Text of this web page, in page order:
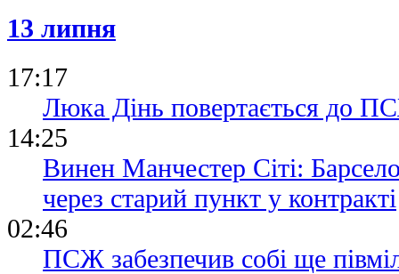
13 липня
17:17
Люка Дінь повертається до
14:25
Винен Манчестер Сіті:
через старий пункт у контракті
02:46
ПСЖ забезпечив собі ще